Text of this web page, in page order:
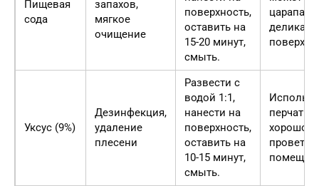
Пищевая
сода
запахов,
мягкое
очищение
поверхность,
оставить на
15-20 минут,
смыть.
царапать
Уксус (9%)
Дезинфекция,
удаление
плесени
Развести с
водой 1:1,
нанести на
поверхность,
оставить на
10-15 минут,
смыть.
перчатки,
хорошо